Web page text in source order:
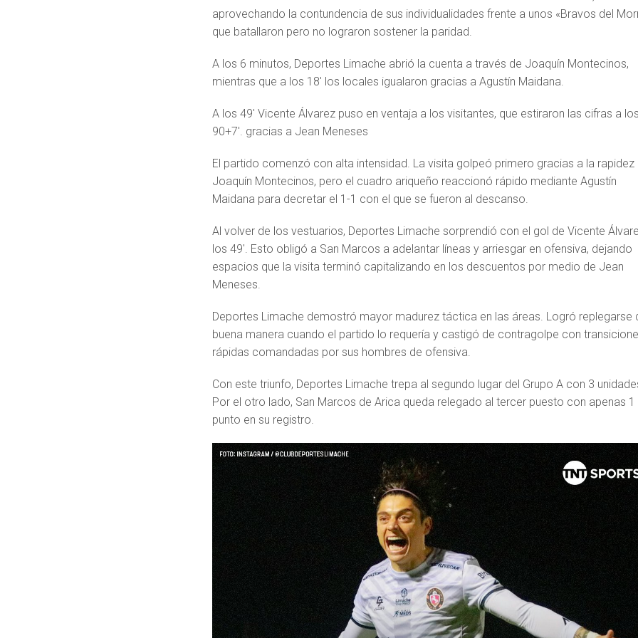
aprovechando la contundencia de sus individualidades frente a unos «Bravos del
que batallaron pero no lograron sostener la paridad.
A los 6 minutos, Deportes Limache abrió la cuenta a través de Joaquín Montecinos,
mientras que a los 18′ los locales igualaron gracias a Agustín Maidana.
A los 49′ Vicente Álvarez puso en ventaja a los visitantes, que estiraron las cifras a los
90+7′. gracias a Jean Meneses
El partido comenzó con alta intensidad. La visita golpeó primero gracias a la rapidez
Joaquín Montecinos, pero el cuadro ariqueño reaccionó rápido mediante Agustín
Maidana para decretar el 1-1 con el que se fueron al descanso.
Al volver de los vestuarios, Deportes Limache sorprendió con el gol de Vicente
los 49′. Esto obligó a San Marcos a adelantar líneas y arriesgar en ofensiva, dejando
espacios que la visita terminó capitalizando en los descuentos por medio de Jean
Meneses.
Deportes Limache demostró mayor madurez táctica en las áreas. Logró replegarse
buena manera cuando el partido lo requería y castigó de contragolpe con
rápidas comandadas por sus hombres de ofensiva.
Con este triunfo, Deportes Limache trepa al segundo lugar del Grupo A con 3
Por el otro lado, San Marcos de Arica queda relegado al tercer puesto con apenas 1
punto en su registro.